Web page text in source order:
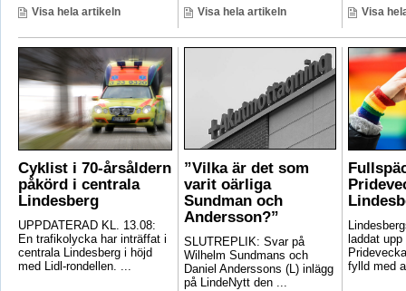
Visa hela artikeln Visa hela artikeln Visa
Cyklist i 70-årsåldern
påkörd i centrala
Lindesberg
UPPDATERAD KL. 13.08:
En trafikolycka har inträffat i
centrala Lindesberg i höjd
med Lidl-rondellen. ...
”Vilka är det som
varit oärliga
Sundman och
Andersson?”
SLUTREPLIK: Svar på
Wilhelm Sundmans och
Daniel Anderssons (L) inlägg
på LindeNytt den ...
laddat
fylld med